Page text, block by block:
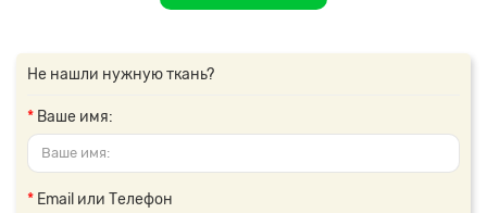
Не нашли нужную ткань?
Ваше имя:
Email или Телефон